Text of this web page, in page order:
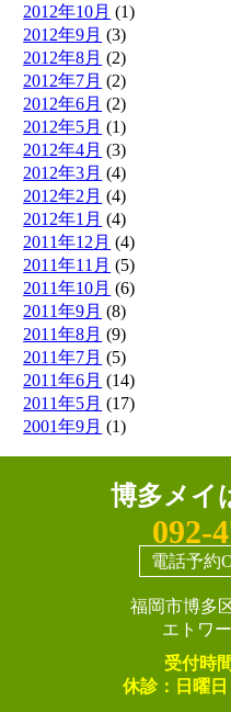
2012年10月 (1)
2012年9月 (3)
2012年8月 (2)
2012年7月 (2)
2012年6月 (2)
2012年5月 (1)
2012年4月 (3)
2012年3月 (4)
2012年2月 (4)
2012年1月 (4)
2011年12月 (4)
2011年11月 (5)
2011年10月 (6)
2011年9月 (8)
2011年8月 (9)
2011年7月 (5)
2011年6月 (14)
2011年5月 (17)
2001年9月 (1)
博多メイ
092-
電話予約
福岡市博多
エトワ
受付時
休診：日曜日